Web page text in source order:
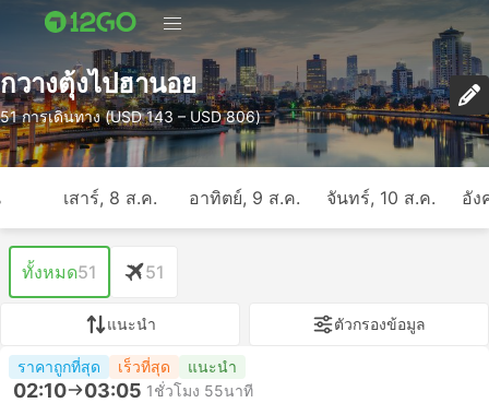
กวางตุ้งไปฮานอย
51 การเดินทาง (USD 143 – USD 806)
เสาร์, 8 ส.ค. อาทิตย์, 9 ส.ค. จันทร์, 10 ส.ค. อัง
ทั้งหมด51 51
แนะนำ ตัวกรองข้อมูล
ราคาถูกที่สุด เร็วที่สุด แนะนำ
02:10 03:05 1ชั่วโมง 55นาที